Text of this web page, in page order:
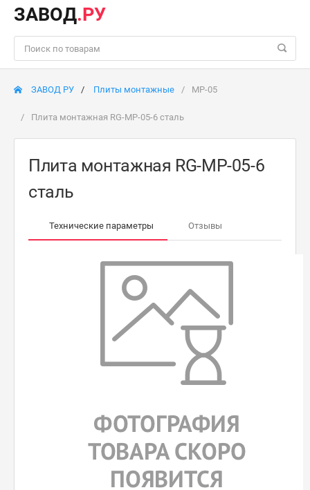
ЗАВОД.РУ
ЗАВОД РУ Плиты монтажные MP-05
Плита монтажная RG-MP-05-6 сталь
Плита монтажная RG-MP-05-6
сталь
Технические параметры Отзывы